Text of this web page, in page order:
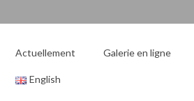
Actuellement Galerie en ligne
English